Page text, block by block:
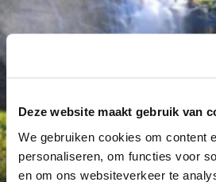
Deze website maakt gebruik van
We gebruiken cookies om content
personaliseren, om functies voor
en om ons websiteverkeer te
Déanne